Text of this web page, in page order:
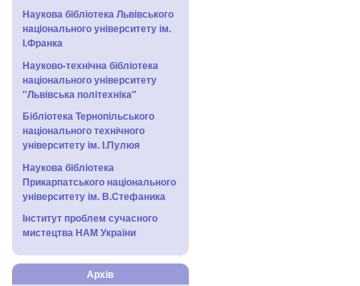
Наукова бібліотека Львівського
національного університету ім.
І.Франка
Науково-технічна бібліотека
національного університету
"Львівська політехніка"
Бібліотека Тернопільського
національного технічного
університету ім. І.Пулюя
Наукова бібліотека
Прикарпатського національного
університету ім. В.Стефаника
Інститут проблем сучасного
мистецтва НАМ України
Архів